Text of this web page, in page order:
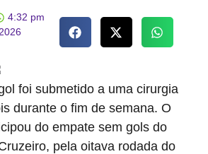
4:32 pm
foi submetido a uma cirurgia
durante o fim de semana. O
do empate sem gols do
pela oitava rodada do